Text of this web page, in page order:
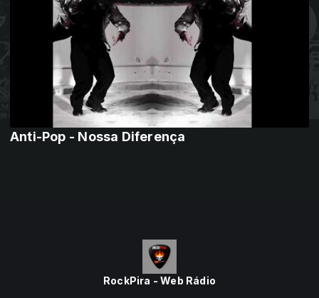
Anti-Pop - Nossa Diferença
RockPira - Web Rádio